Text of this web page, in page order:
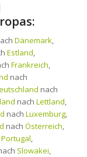
Dänemark,
Estland,
Frankreich,
nach
nach
nach Lettland,
nach Luxemburg,
nach Österreich,
Portugal,
Slowakei,